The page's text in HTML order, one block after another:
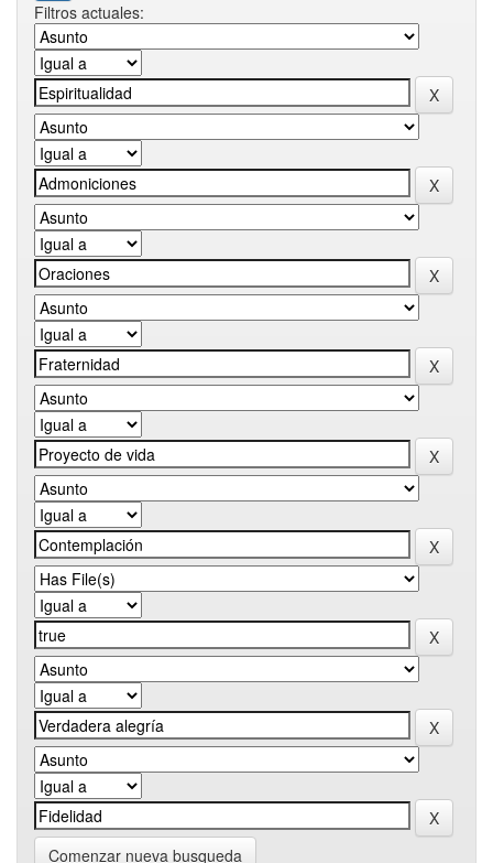
Filtros actuales:
Comenzar nueva busqueda